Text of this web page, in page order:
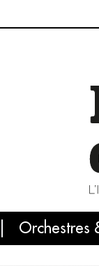
Orchestres